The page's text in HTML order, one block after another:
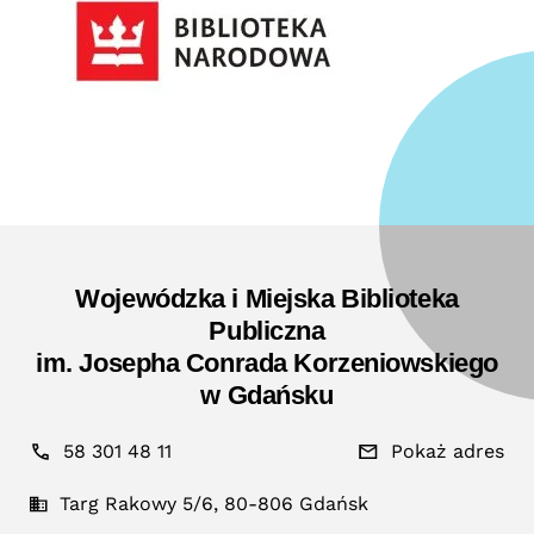
Wojewódzka i Miejska Biblioteka
Publiczna
im. Josepha Conrada Korzeniowskiego
w Gdańsku
58 301 48 11 Pokaż adres
Targ Rakowy 5/6, 80-806 Gdańsk